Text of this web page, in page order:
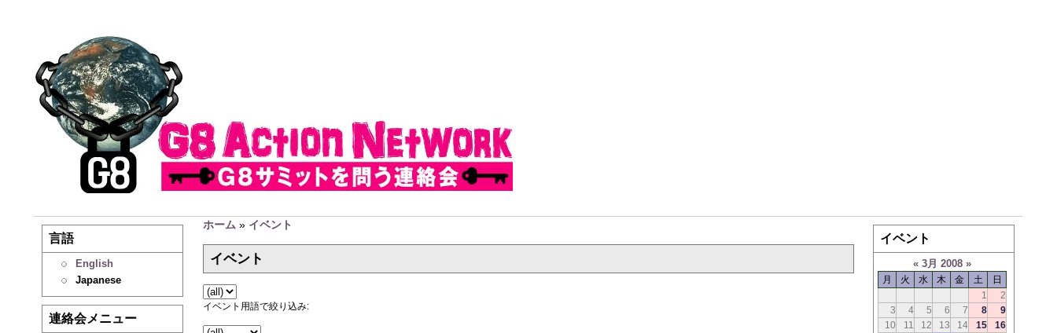
言語
English
Japanese
連絡会メニュー
ホーム » イベント
イベント
イベント用語で絞り込み:
イベント
« 3月 2008 »
月 火 水 木 金 土
日
1
2
3
4 5 6 7 8
9
10
11 12 13 14 15
16